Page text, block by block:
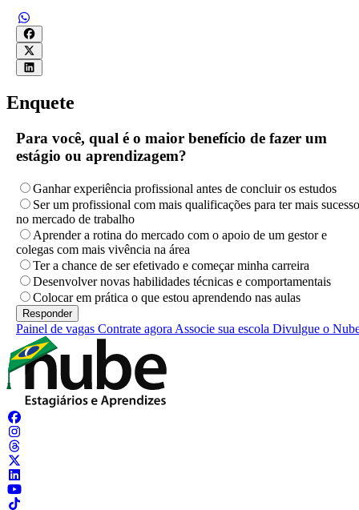
Enquete
Para você, qual é o maior benefício de fazer um
estágio ou aprendizagem?
Ganhar experiência profissional antes de concluir os estudos
Ser um profissional com mais qualificações para ter mais sucesso
no mercado de trabalho
Aprender a rotina do mercado com o apoio de um gestor e
colegas com mais vivência na área
Ter a chance de ser efetivado e começar minha carreira
Desenvolver novas habilidades técnicas e comportamentais
Colocar em prática o que estou aprendendo nas aulas
Painel de vagas Contrate agora Associe sua escola Divulgue o